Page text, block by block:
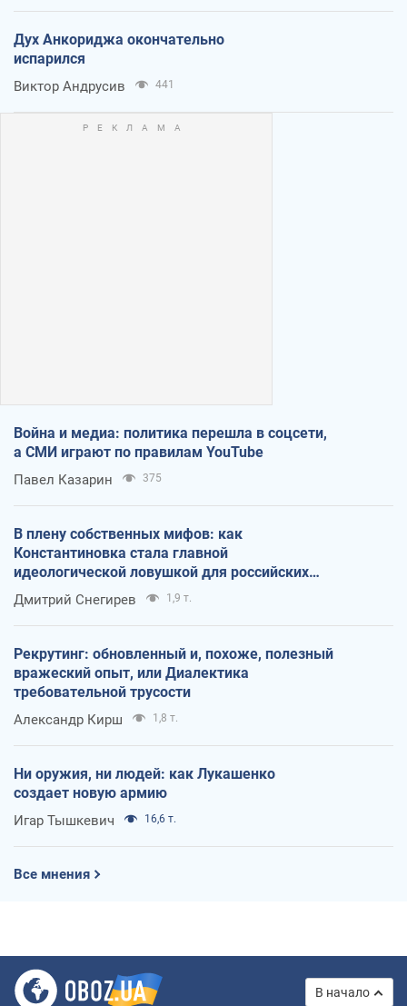
Дух Анкориджа окончательно
испарился
Виктор Андрусив 441
Война и медиа: политика перешла в соцсети,
а СМИ играют по правилам YouTube
Павел Казарин 375
В плену собственных мифов: как
Константиновка стала главной
идеологической ловушкой для российских
оккупантов
Дмитрий Снегирев 1,9 т.
Рекрутинг: обновленный и, похоже, полезный
вражеский опыт, или Диалектика
требовательной трусости
Александр Кирш 1,8 т.
Ни оружия, ни людей: как Лукашенко
создает новую армию
Игар Тышкевич 16,6 т.
Все мнения
В начало